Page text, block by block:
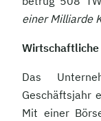
einer Milliarde
Wirtschaftliche
Das
Geschäftsjahr
Mit einer